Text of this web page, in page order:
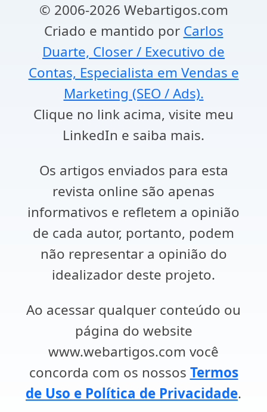
© 2006-2026 Webartigos.com
Criado e mantido por Carlos
Duarte, Closer / Executivo de
Contas, Especialista em Vendas e
Marketing (SEO / Ads).
Clique no link acima, visite meu
LinkedIn e saiba mais.
Os artigos enviados para esta
revista online são apenas
informativos e refletem a opinião
de cada autor, portanto, podem
não representar a opinião do
idealizador deste projeto.
Ao acessar qualquer conteúdo ou
página do website
www.webartigos.com você
concorda com os nossos Termos
de Uso e Política de Privacidade.